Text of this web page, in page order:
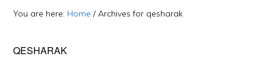
Faqe
Dedikuar
You are here: Home / Archives for qesharak
QESHARAK